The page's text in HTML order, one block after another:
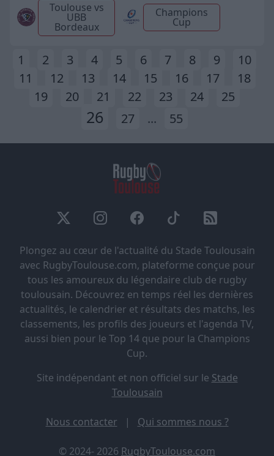
Toulouse vs
UBB
Bordeaux
Champions
Cup
1 2 3 4 5 6 7 8 9
10
11
12 13 14 15 16 17
18
19
20 21 22 23 24 25
26 27 ... 55
Plongez au cœur de l'actualité du Stade Toulousain
avec RugbyToulouse.com, plateforme conçue pour
tous les amoureux du légendaire club de rugby
toulousain. Découvrez en temps réel les dernières
actualités, le calendrier et résultats des matchs, les
classements, les profils des joueurs et l'agenda TV,
aussi bien pour le Top 14 que pour la Champions
Cup.
Site indépendant et non officiel sur le Stade
Toulousain
Nous contacter | Qui sommes nous ?
© 2024- 2026 RugbyToulouse.com